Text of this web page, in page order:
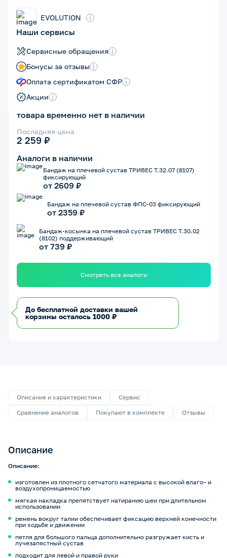
EVOLUTION i
Наши сервисы
Сервисные обращения i
Бонусы за отзывы i
Оплата сертификатом СФР i
Акции i
товара временно нет в наличии
Последняя цена
2 259 ₽
Аналоги в наличии
Бандаж на плечевой сустав ТРИВЕС Т.32.07 (8107)
фиксирующий
от 2609 ₽
Бандаж на плечевой сустав ФПС-03 фиксирующий
от 2359 ₽
Бандаж-косынка на плечевой сустав ТРИВЕС Т.30.02
(8102) поддерживающий
от 739 ₽
Смотреть все аналоги
До бесплатной доставки вашей
корзины осталось 1000 ₽
Описание и характеристики
Сервис
Сравнение аналогов
Покупают в комплекте Отзывы
Описание
Описание:
изготовлен из плотного сетчатого материала с высокой влаго– и
воздухопроницаемостью
мягкая накладка препятствует натиранию шеи при длительном
использовании
ремень вокруг талии обеспечивает фиксацию верхней конечности
при ходьбе и движении
петля для большого пальца дополнительно разгружает кисть и
лучезапястный сустав
подходит для левой и правой руки